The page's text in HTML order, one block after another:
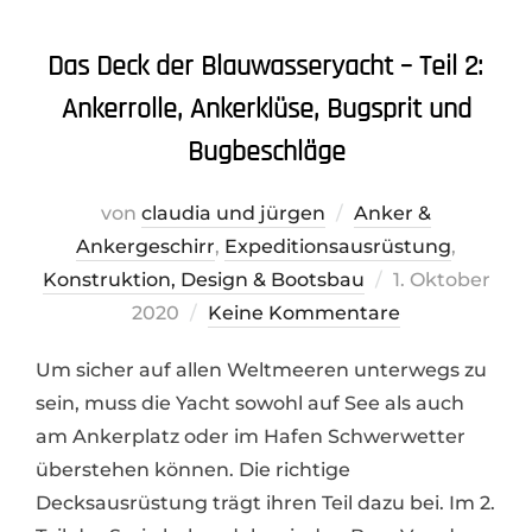
Das Deck der Blauwasseryacht – Teil 2:
Ankerrolle, Ankerklüse, Bugsprit und
Bugbeschläge
von claudia und jürgen
Anker &
Ankergeschirr, Expeditionsausrüstung,
Konstruktion, Design & Bootsbau
Veröffentlicht
am
1. Oktober
2020
Keine Kommentare
Um sicher auf allen Weltmeeren unterwegs zu
sein, muss die Yacht sowohl auf See als auch
am Ankerplatz oder im Hafen Schwerwetter
überstehen können. Die richtige
Decksausrüstung trägt ihren Teil dazu bei. Im 2.